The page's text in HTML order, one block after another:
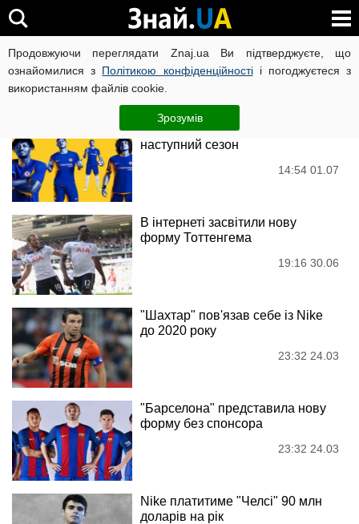
Продовжуючи переглядати Znaj.ua Ви підтверджуєте, що
ознайомилися з Політикою конфіденційностіі погоджуєтеся з
використанням файлів cookie.
Зрозумів
Nike
Новини
Челсі представив форму на
наступний сезон
14:54 01.07
В інтернеті засвітили нову
форму Тоттенгема
19:16 30.06
"Шахтар" пов'язав себе із Nike
до 2020 року
23:32 24.03
"Барселона" представила нову
форму без спонсора
23:32 24.03
Nike платитиме "Челсі" 90 млн
доларів на рік